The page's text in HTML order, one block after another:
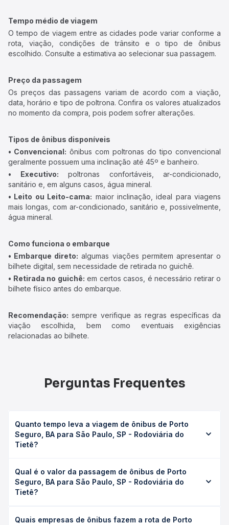
Tempo médio de viagem
O tempo de viagem entre as cidades pode variar conforme a
rota, viação, condições de trânsito e o tipo de ônibus
escolhido. Consulte a estimativa ao selecionar sua passagem.
Preço da passagem
Os preços das passagens variam de acordo com a viação,
data, horário e tipo de poltrona. Confira os valores atualizados
no momento da compra, pois podem sofrer alterações.
Tipos de ônibus disponíveis
• Convencional: ônibus com poltronas do tipo convencional
geralmente possuem uma inclinação até 45º e banheiro.
• Executivo: poltronas confortáveis, ar-condicionado,
sanitário e, em alguns casos, água mineral.
• Leito ou Leito-cama: maior inclinação, ideal para viagens
mais longas, com ar-condicionado, sanitário e, possivelmente,
água mineral.
Como funciona o embarque
• Embarque direto: algumas viações permitem apresentar o
bilhete digital, sem necessidade de retirada no guichê.
• Retirada no guichê: em certos casos, é necessário retirar o
bilhete físico antes do embarque.
Recomendação: sempre verifique as regras específicas da
viação escolhida, bem como eventuais exigências
relacionadas ao bilhete.
Perguntas Frequentes
Quanto tempo leva a viagem de ônibus de Porto
Seguro, BA para São Paulo, SP - Rodoviária do
Tietê?
SP - Rodoviária do Tietê leva em média 28h 20min,
podendo variar conforme a viação, o tipo de serviço
(convencional, executivo ou leito) e as condições de
Qual é o valor da passagem de ônibus de Porto
Seguro, BA para São Paulo, SP - Rodoviária do
Tietê?
para São Paulo, SP - Rodoviária do Tietê custa em média
Quais empresas de ônibus fazem a rota de Porto